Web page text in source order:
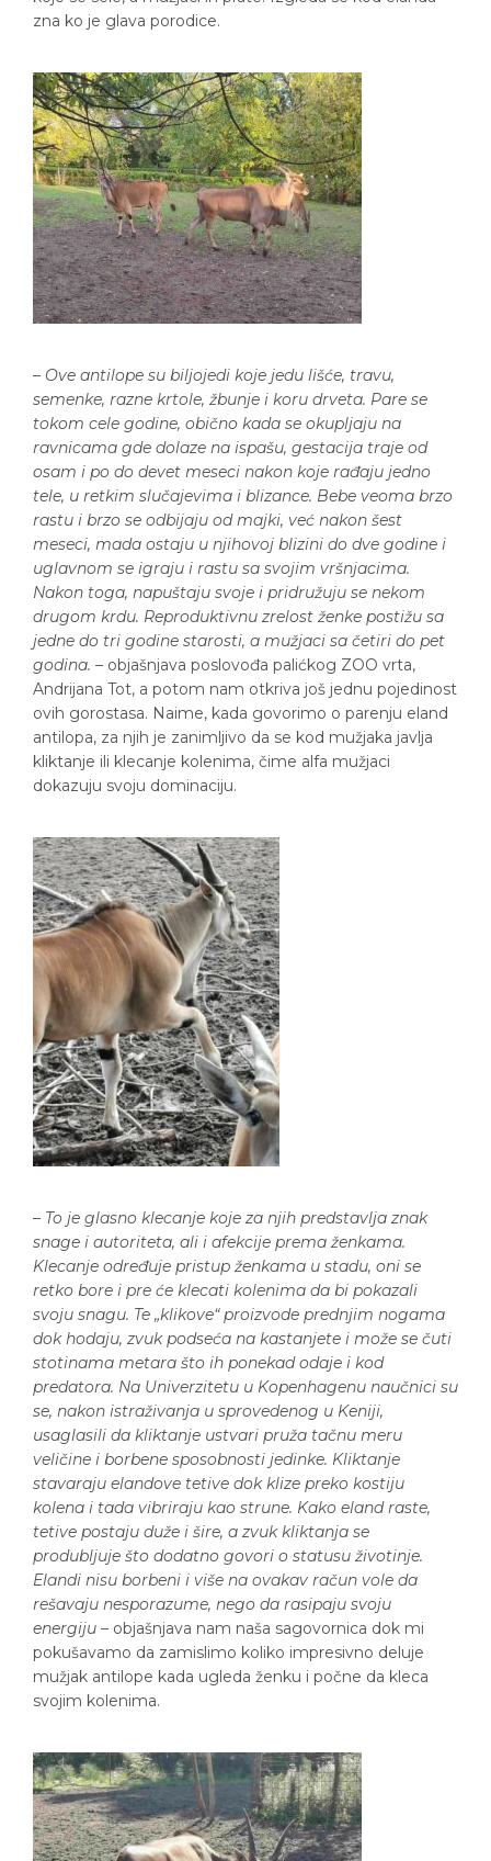
zna ko je glava porodice.
– Ove antilope su biljojedi koje jedu lišće, travu,
semenke, razne krtole, žbunje i koru drveta. Pare se
tokom cele godine, obično kada se okupljaju na
ravnicama gde dolaze na ispašu, gestacija traje od
osam i po do devet meseci nakon koje rađaju jedno
tele, u retkim slučajevima i blizance. Bebe veoma brzo
rastu i brzo se odbijaju od majki, već nakon šest
meseci, mada ostaju u njihovoj blizini do dve godine i
uglavnom se igraju i rastu sa svojim vršnjacima.
Nakon toga, napuštaju svoje i pridružuju se nekom
drugom krdu. Reproduktivnu zrelost ženke postižu sa
jedne do tri godine starosti, a mužjaci sa četiri do pet
godina. – objašnjava poslovođa palićkog ZOO vrta,
Andrijana Tot, a potom nam otkriva još jednu pojedinost
ovih gorostasa. Naime, kada govorimo o parenju eland
antilopa, za njih je zanimljivo da se kod mužjaka javlja
kliktanje ili klecanje kolenima, čime alfa mužjaci
dokazuju svoju dominaciju.
– To je glasno klecanje koje za njih predstavlja znak
snage i autoriteta, ali i afekcije prema ženkama.
Klecanje određuje pristup ženkama u stadu, oni se
retko bore i pre će klecati kolenima da bi pokazali
svoju snagu. Te „klikove“ proizvode prednjim nogama
dok hodaju, zvuk podseća na kastanjete i može se čuti
stotinama metara što ih ponekad odaje i kod
predatora. Na Univerzitetu u Kopenhagenu naučnici su
se, nakon istraživanja u sprovedenog u Keniji,
usaglasili da kliktanje ustvari pruža tačnu meru
veličine i borbene sposobnosti jedinke. Kliktanje
stavaraju elandove tetive dok klize preko kostiju
kolena i tada vibriraju kao strune. Kako eland raste,
tetive postaju duže i šire, a zvuk kliktanja se
produbljuje što dodatno govori o statusu životinje.
Elandi nisu borbeni i više na ovakav račun vole da
rešavaju nesporazume, nego da rasipaju svoju
energiju – objašnjava nam naša sagovornica dok mi
pokušavamo da zamislimo koliko impresivno deluje
mužjak antilope kada ugleda ženku i počne da kleca
svojim kolenima.